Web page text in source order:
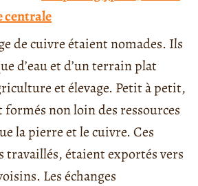
centrale
de cuivre étaient nomades. Ils
d’eau et d’un terrain plat
et élevage. Petit à petit,
formés non loin des ressources
la pierre et le cuivre. Ces
étaient exportés vers
Les échanges